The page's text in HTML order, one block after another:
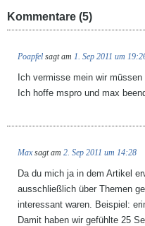
Kommentare (5)
Poapfel sagt am 1. Sep 2011 um
Ich vermisse mein wir müssen
Ich hoffe mspro und max
Max sagt am 2. Sep 2011 um 14:28
Da du mich ja in dem Artikel
ausschließlich über Themen
interessant waren. Beispiel:
Damit haben wir gefühlte 25